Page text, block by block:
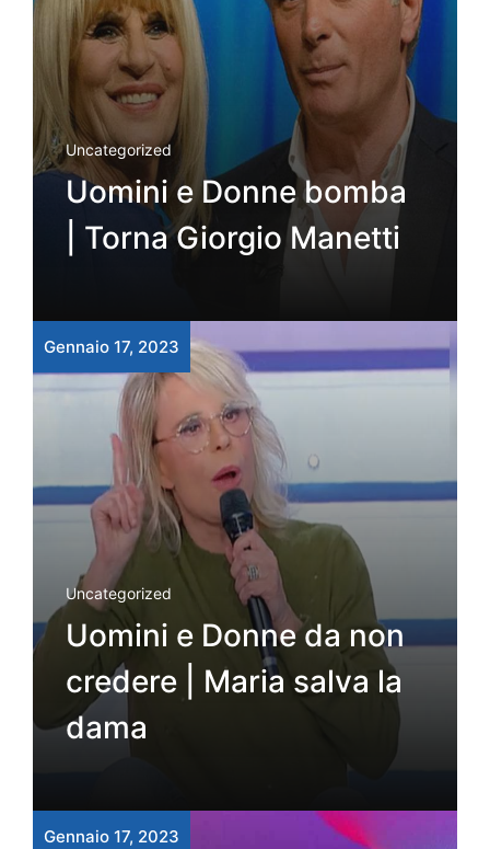
Uncategorized
Uomini e Donne bomba
| Torna Giorgio Manetti
Gennaio 17, 2023
Uncategorized
Uomini e Donne da non
credere | Maria salva la
dama
Gennaio 17, 2023